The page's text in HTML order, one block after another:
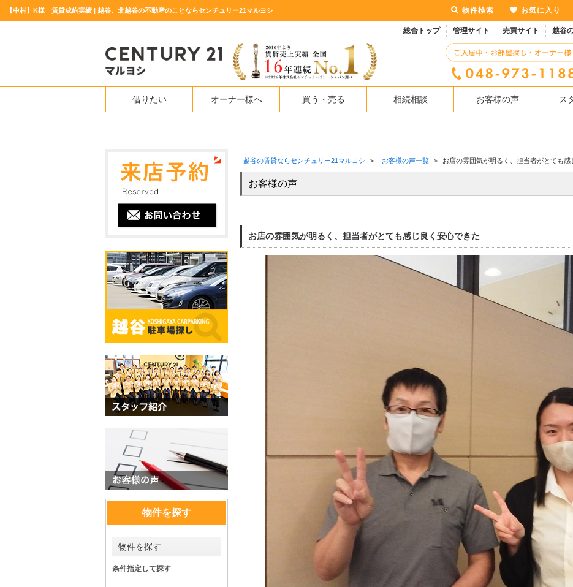
【中村】K様 賃貸成約実績 | 越谷、北越谷の不動産のことならセンチュリー21マルヨシ
総合トップ 管理サイト 売買サイト 越谷
借りたい オーナー様へ 買う・売る 相続相談 お客様の声 ス
越谷の賃貸ならセンチュリー21マルヨシ > お客様の声一覧 > お店の雰囲気が明るく、担当者がとても感
お客様の声
お店の雰囲気が明るく、担当者がとても感じ良く安心できた
物件を探す
物件を探す
条件指定して探す
物件検索 お気に入り